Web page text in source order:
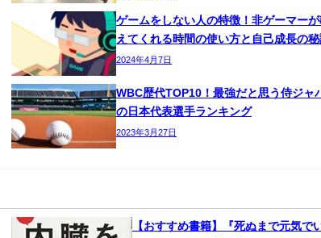
ゲームをしない人の特徴！非ゲーマー
えてくれる時間の使い方と自己成長の
2024年4月7日
WBC歴代TOP10！最強だと思う侍ジャ
の日本代表選手ランキング
2023年3月27日
【おすすめ書籍】『死ぬまで元気で